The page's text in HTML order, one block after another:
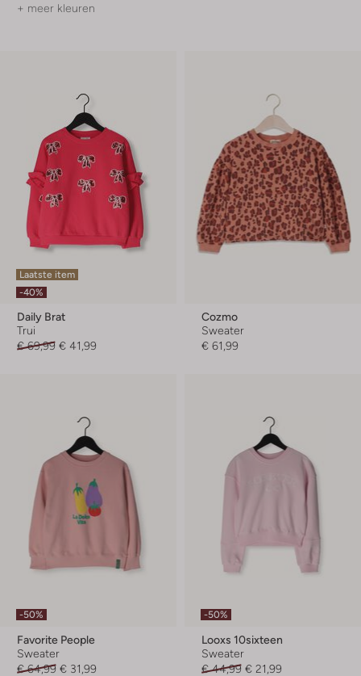
+ meer kleuren
Laatste item
-40%
Daily Brat
Trui
€ 69,99 € 41,99
Cozmo
Sweater
€ 61,99
-50%
Favorite People
Sweater
€ 64,99 € 31,99
-50%
Looxs 10sixteen
Sweater
€ 44,99 € 21,99